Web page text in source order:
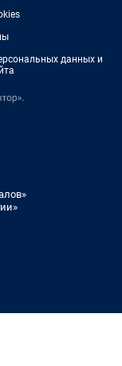
данных и